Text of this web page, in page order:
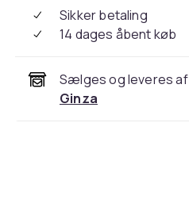
Sikker betaling
14 dages åbent køb
Sælges og leveres af
Ginza